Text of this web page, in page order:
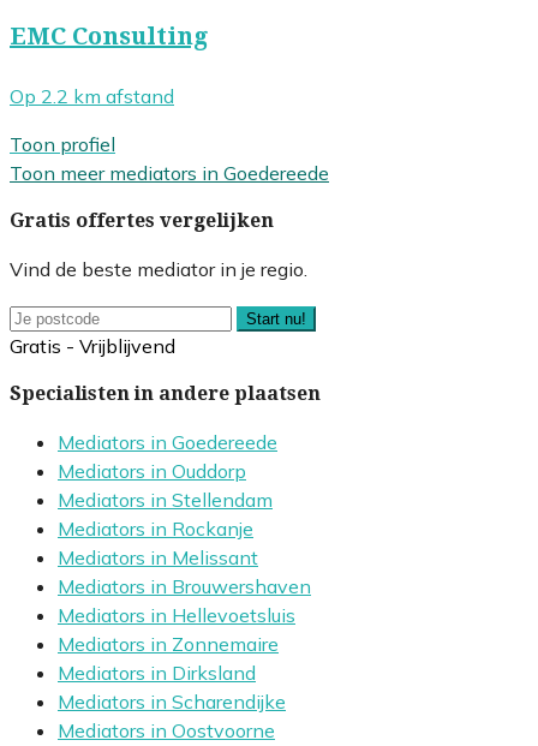
EMC Consulting
Op 2.2 km afstand
Toon profiel
Toon meer mediators in Goedereede
Gratis offertes vergelijken
Vind de beste mediator in je regio.
Start nu!
Gratis - Vrijblijvend
Specialisten in andere plaatsen
Mediators in Goedereede
Mediators in Ouddorp
Mediators in Stellendam
Mediators in Rockanje
Mediators in Melissant
Mediators in Brouwershaven
Mediators in Hellevoetsluis
Mediators in Zonnemaire
Mediators in Dirksland
Mediators in Scharendijke
Mediators in Oostvoorne